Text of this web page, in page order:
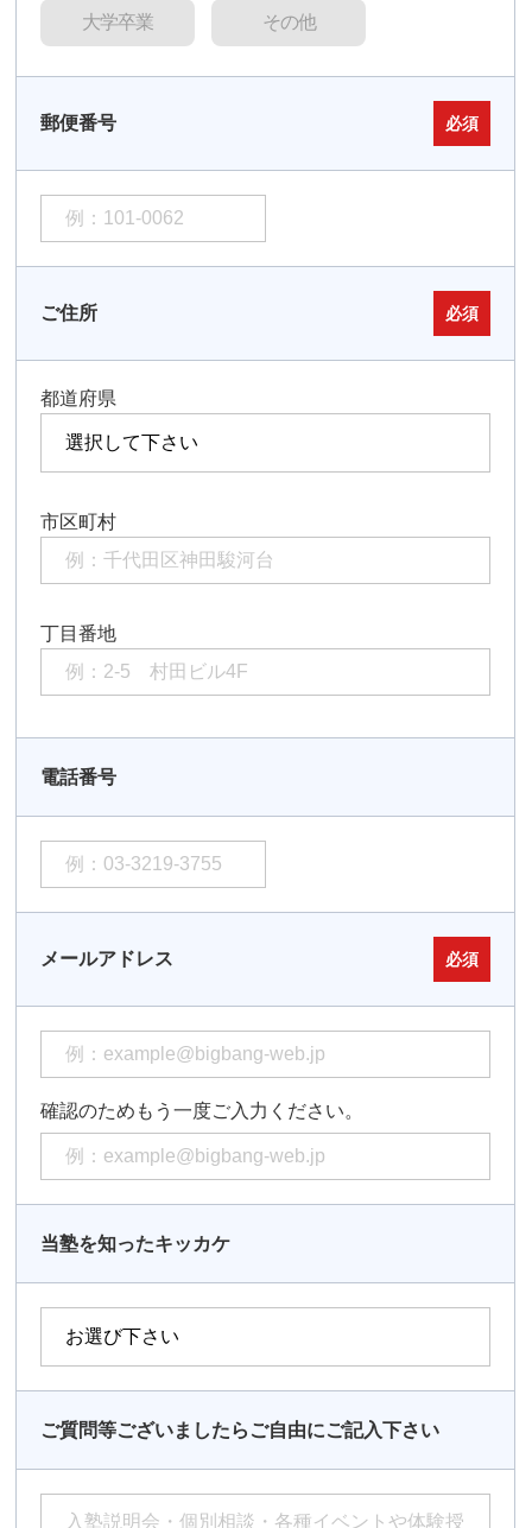
大学卒業 その他
郵便番号 必須
ご住所 必須
都道府県
市区町村
丁目番地
電話番号
メールアドレス 必須
確認のためもう一度ご入力ください。
当塾を知ったキッカケ
ご質問等ございましたらご自由にご記入下さい